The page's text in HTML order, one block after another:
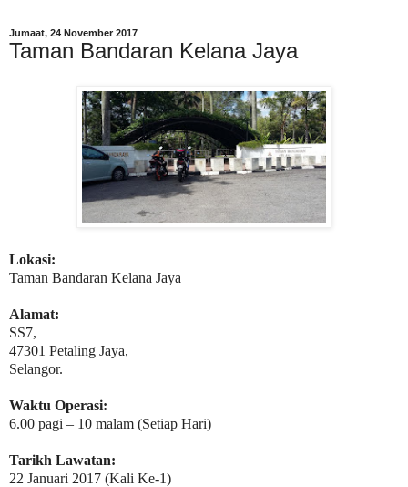
Jumaat, 24 November 2017
Taman Bandaran Kelana Jaya
Lokasi:
Taman Bandaran Kelana Jaya
Alamat:
SS7,
47301 Petaling Jaya,
Selangor.
Waktu Operasi:
6.00 pagi – 10 malam (Setiap Hari)
Tarikh Lawatan:
22 Januari 2017 (Kali Ke-1)